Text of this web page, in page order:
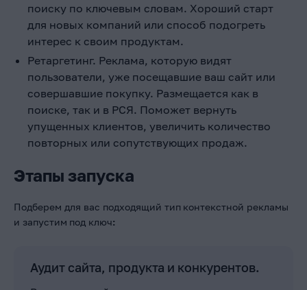
поиску по ключевым словам. Хороший старт
для новых компаний или способ подогреть
интерес к своим продуктам.
Ретаргетинг. Реклама, которую видят
пользователи, уже посещавшие ваш сайт или
совершавшие покупку. Размещается как в
поиске, так и в РСЯ. Поможет вернуть
упущенных клиентов, увеличить количество
повторных или сопутствующих продаж.
Этапы запуска
Подберем для вас подходящий тип контекстной рекламы
и запустим под ключ:
Аудит сайта, продукта и конкурентов.